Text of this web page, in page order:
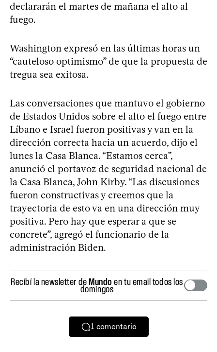
declararán el martes de mañana el alto al
fuego.
Washington expresó en las últimas horas un
“cauteloso optimismo” de que la propuesta de
tregua sea exitosa.
Las conversaciones que mantuvo el gobierno
de Estados Unidos sobre el alto el fuego entre
Líbano e Israel fueron positivas y van en la
dirección correcta hacia un acuerdo, dijo el
lunes la Casa Blanca. “Estamos cerca”,
anunció el portavoz de seguridad nacional de
la Casa Blanca, John Kirby. “Las discusiones
fueron constructivas y creemos que la
trayectoria de esto va en una dirección muy
positiva. Pero hay que esperar a que se
concrete”, agregó el funcionario de la
administración Biden.
Recibí la newsletter deMundo en tu email todos los
domingos
1 comentario